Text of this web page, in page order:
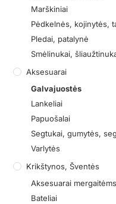
Marškiniai
Pėdkelnės, kojinytės,
Pledai, patalynė
Smėlinukai,
Aksesuarai
Galvajuostės
Lankeliai
Papuošalai
Segtukai, gumytės,
Varlytės
Krikštynos, Šventės
Aksesuarai mergaitėms
Bateliai